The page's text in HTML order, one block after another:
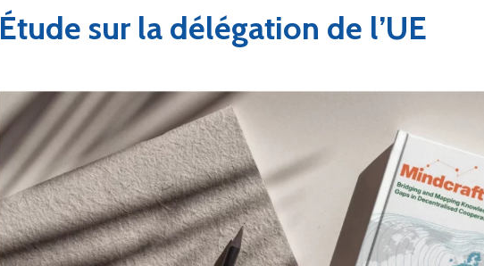
Étude sur la délégation de l’UE